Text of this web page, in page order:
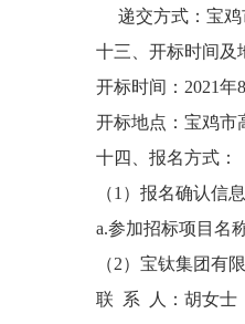
递交方式：宝鸡
十三、开标时间及
开标时间：2021年
开标地点：宝鸡市
十四、报名方式：
（1）报名确认信
a.参加招标项目名
（2）宝钛集团有
联 系 人：胡女士